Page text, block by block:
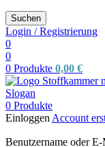
Suchen
Login / Registrierung
0
0
0 Produkte 0,00 €
0 Produkte
Einloggen Account
Benutzername oder